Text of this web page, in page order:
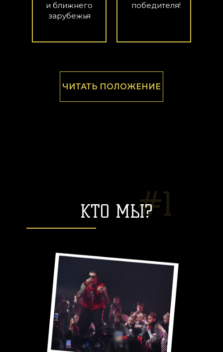
ЧИТАТЬ ПОЛОЖЕНИЕ
и ближнего
зарубежья
победителя!
КТО МЫ?